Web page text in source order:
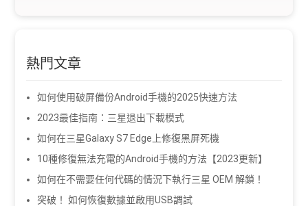
熱門文章
如何使用破屏備份Android手機的2025快速方法
2023最佳指南：三星退出下載模式
如何在三星Galaxy S7 Edge上修復黑屏死機
10種修復無法充電的Android手機的方法【2023更新】
如何在不需要任何代碼的情況下執行三星 OEM 解鎖！
突破！ 如何恢復數據並啟用USB調試